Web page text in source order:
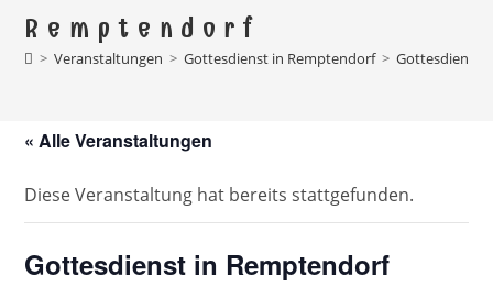
Remptendorf
> Veranstaltungen > Gottesdienst in Remptendorf > Gottesdienst
« Alle Veranstaltungen
Diese Veranstaltung hat bereits stattgefunden.
Gottesdienst in Remptendorf